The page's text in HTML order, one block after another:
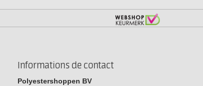
Informations de contact
Polyestershoppen BV